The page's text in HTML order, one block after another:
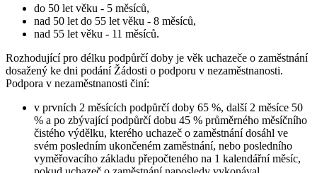
do 50 let věku - 5 měsíců,
nad 50 let do 55 let věku - 8 měsíců,
nad 55 let věku - 11 měsíců.
Rozhodující pro délku podpůrčí doby je věk uchazeče o zaměstnání
dosažený ke dni podání Žádosti o podporu v nezaměstnanosti.
Podpora v nezaměstnanosti činí:
v prvních 2 měsících podpůrčí doby 65 %, další 2 měsíce 50
% a po zbývající podpůrčí dobu 45 % průměrného měsíčního
čistého výdělku, kterého uchazeč o zaměstnání dosáhl ve
svém posledním ukončeném zaměstnání, nebo posledního
vyměřovacího základu přepočteného na 1 kalendářní měsíc,